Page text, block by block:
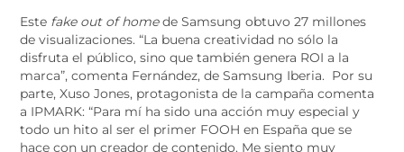
Este fake out of homede Samsung obtuvo 27 millones
de visualizaciones. “La buena creatividad no sólo la
disfruta el público, sino que también genera ROI a la
marca”, comenta Fernández, de Samsung Iberia. Por su
parte, Xuso Jones, protagonista de la campaña comenta
a IPMARK: “Para mí ha sido una acción muy especial y
todo un hito al ser el primer FOOH en España que se
hace con un creador de contenido. Me siento muy